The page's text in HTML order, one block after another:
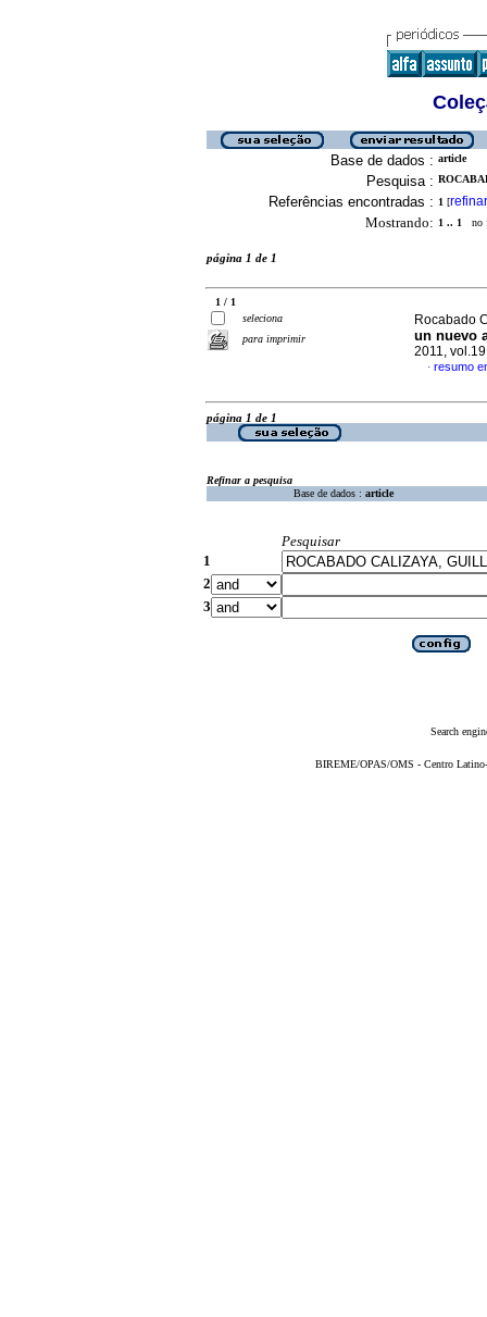
Base de dados : article
Pesquisa :
Referências encontradas : 1 [refinar
Mostrando: 1 .. 1 no
página 1 de 1
1 / 1
seleciona
para imprimir
Rocabado
un nuevo
2011,
· resumo
página 1 de 1
Refinar a pesquisa
Base de dados : article
Pesquisar
1
2
3
Search
BIREME/OPAS/OMS - Centro Latino-